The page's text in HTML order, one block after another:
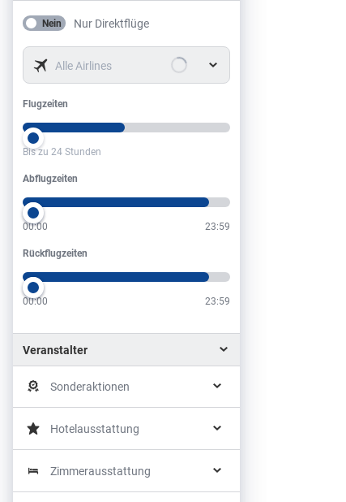
Nein Nur Direktflüge
Alle Airlines
Flugzeiten
Flugzeiten
Bis zu 24 Stunden
Abflugzeiten
Abflugzeiten
00:00 23:59
Rückflugzeiten
Rückflugzeiten
00:00 23:59
Veranstalter
Sonderaktionen
Hotelausstattung
Zimmerausstattung